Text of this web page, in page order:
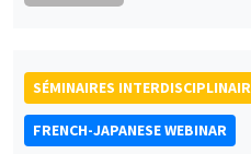
SÉMINAIRES
FRENCH-JAPANESE WEBINAR